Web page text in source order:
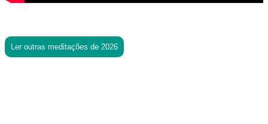
Ler outras meditações de 2026